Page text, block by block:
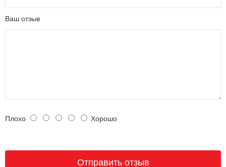
Ваш отзыв
Плохо Хорошо